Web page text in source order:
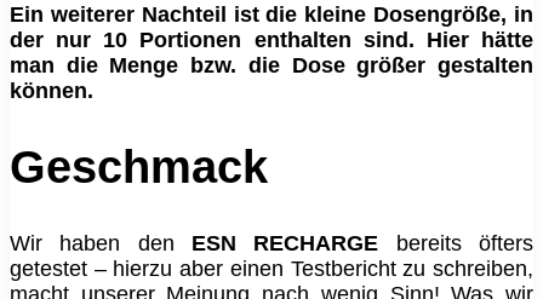
Ein weiterer Nachteil ist die kleine Dosengröße, in
der nur 10 Portionen enthalten sind. Hier hätte
man die Menge bzw. die Dose größer gestalten
können.
Geschmack
Wir haben den ESN RECHARGE bereits öfters
getestet – hierzu aber einen Testbericht zu schreiben,
macht unserer Meinung nach wenig Sinn! Was wir